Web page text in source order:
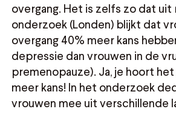
overgang. Het is zelfs zo dat
onderzoek (Londen) blijkt dat
overgang 40% meer kans
depressie dan vrouwen in de
premenopauze). Ja, je hoort
meer kans! In het onderzoek
vrouwen mee uit verschillende